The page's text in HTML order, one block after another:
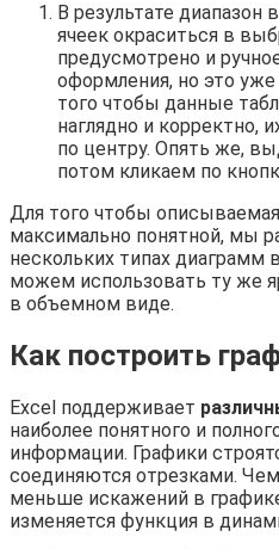
В результате
ячеек окраситься в
предусмотрено и
оформления, но это
того чтобы данные
наглядно и корректно,
по центру. Опять же,
потом кликаем по
Для того чтобы
максимально понятной, мы
нескольких типах диаграмм
можем использовать ту же
в объемном виде.
Как построить
Excel поддерживает
наиболее понятного и
информации. Графики
соединяются отрезками.
меньше искажений в
изменяется функция в